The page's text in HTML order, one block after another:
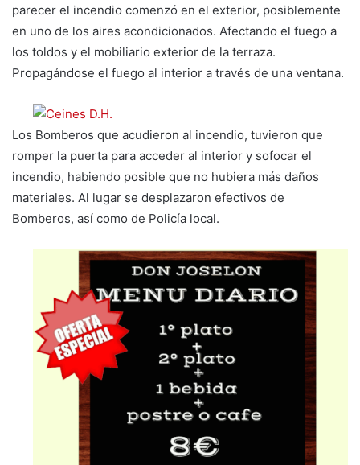
parecer el incendio comenzó en el exterior, posiblemente
en uno de los aires acondicionados. Afectando el fuego a
los toldos y el mobiliario exterior de la terraza.
Propagándose el fuego al interior a través de una ventana.
Los Bomberos que acudieron al incendio, tuvieron que
romper la puerta para acceder al interior y sofocar el
incendio, habiendo posible que no hubiera más daños
materiales. Al lugar se desplazaron efectivos de
Bomberos, así como de Policía local.